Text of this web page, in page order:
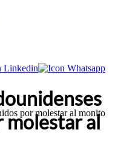
por molestar al monito
molestar al